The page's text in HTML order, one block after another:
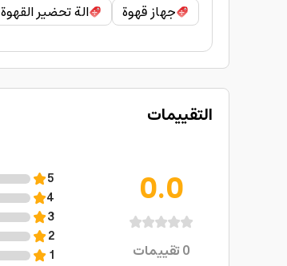
جهاز قهوة
الة تحضير القهوة
التقييمات
0.0
0تقييمات
5
4
3
2
1